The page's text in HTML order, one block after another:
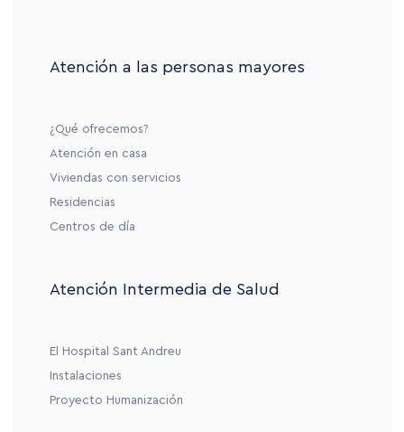
Atención a las personas mayores
¿Qué ofrecemos?
Atención en casa
Viviendas con servicios
Residencias
Centros de día
Atención Intermedia de Salud
El Hospital Sant Andreu
Instalaciones
Proyecto Humanización